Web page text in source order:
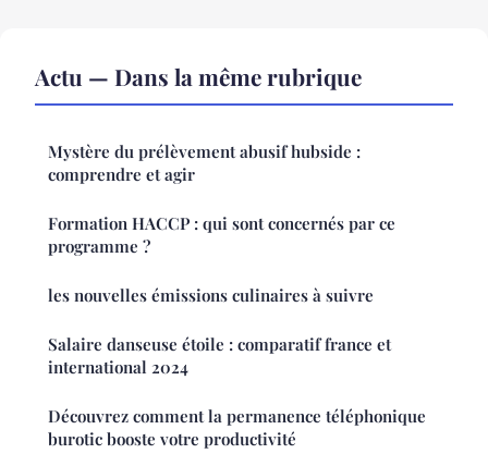
Actu — Dans la même rubrique
Mystère du prélèvement abusif hubside :
comprendre et agir
Formation HACCP : qui sont concernés par ce
programme ?
les nouvelles émissions culinaires à suivre
Salaire danseuse étoile : comparatif france et
international 2024
Découvrez comment la permanence téléphonique
burotic booste votre productivité